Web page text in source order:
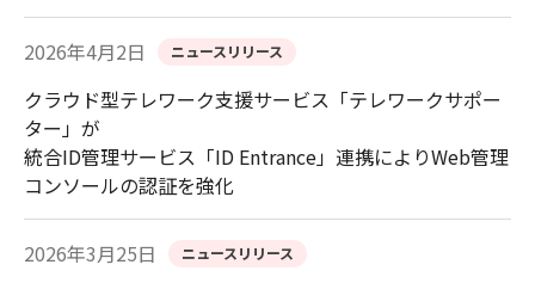
2026年4月2日 ニュースリリース
クラウド型テレワーク支援サービス「テレワークサポー
ター」が
統合ID管理サービス「ID Entrance」連携によりWeb管理
コンソールの認証を強化
2026年3月25日 ニュースリリース